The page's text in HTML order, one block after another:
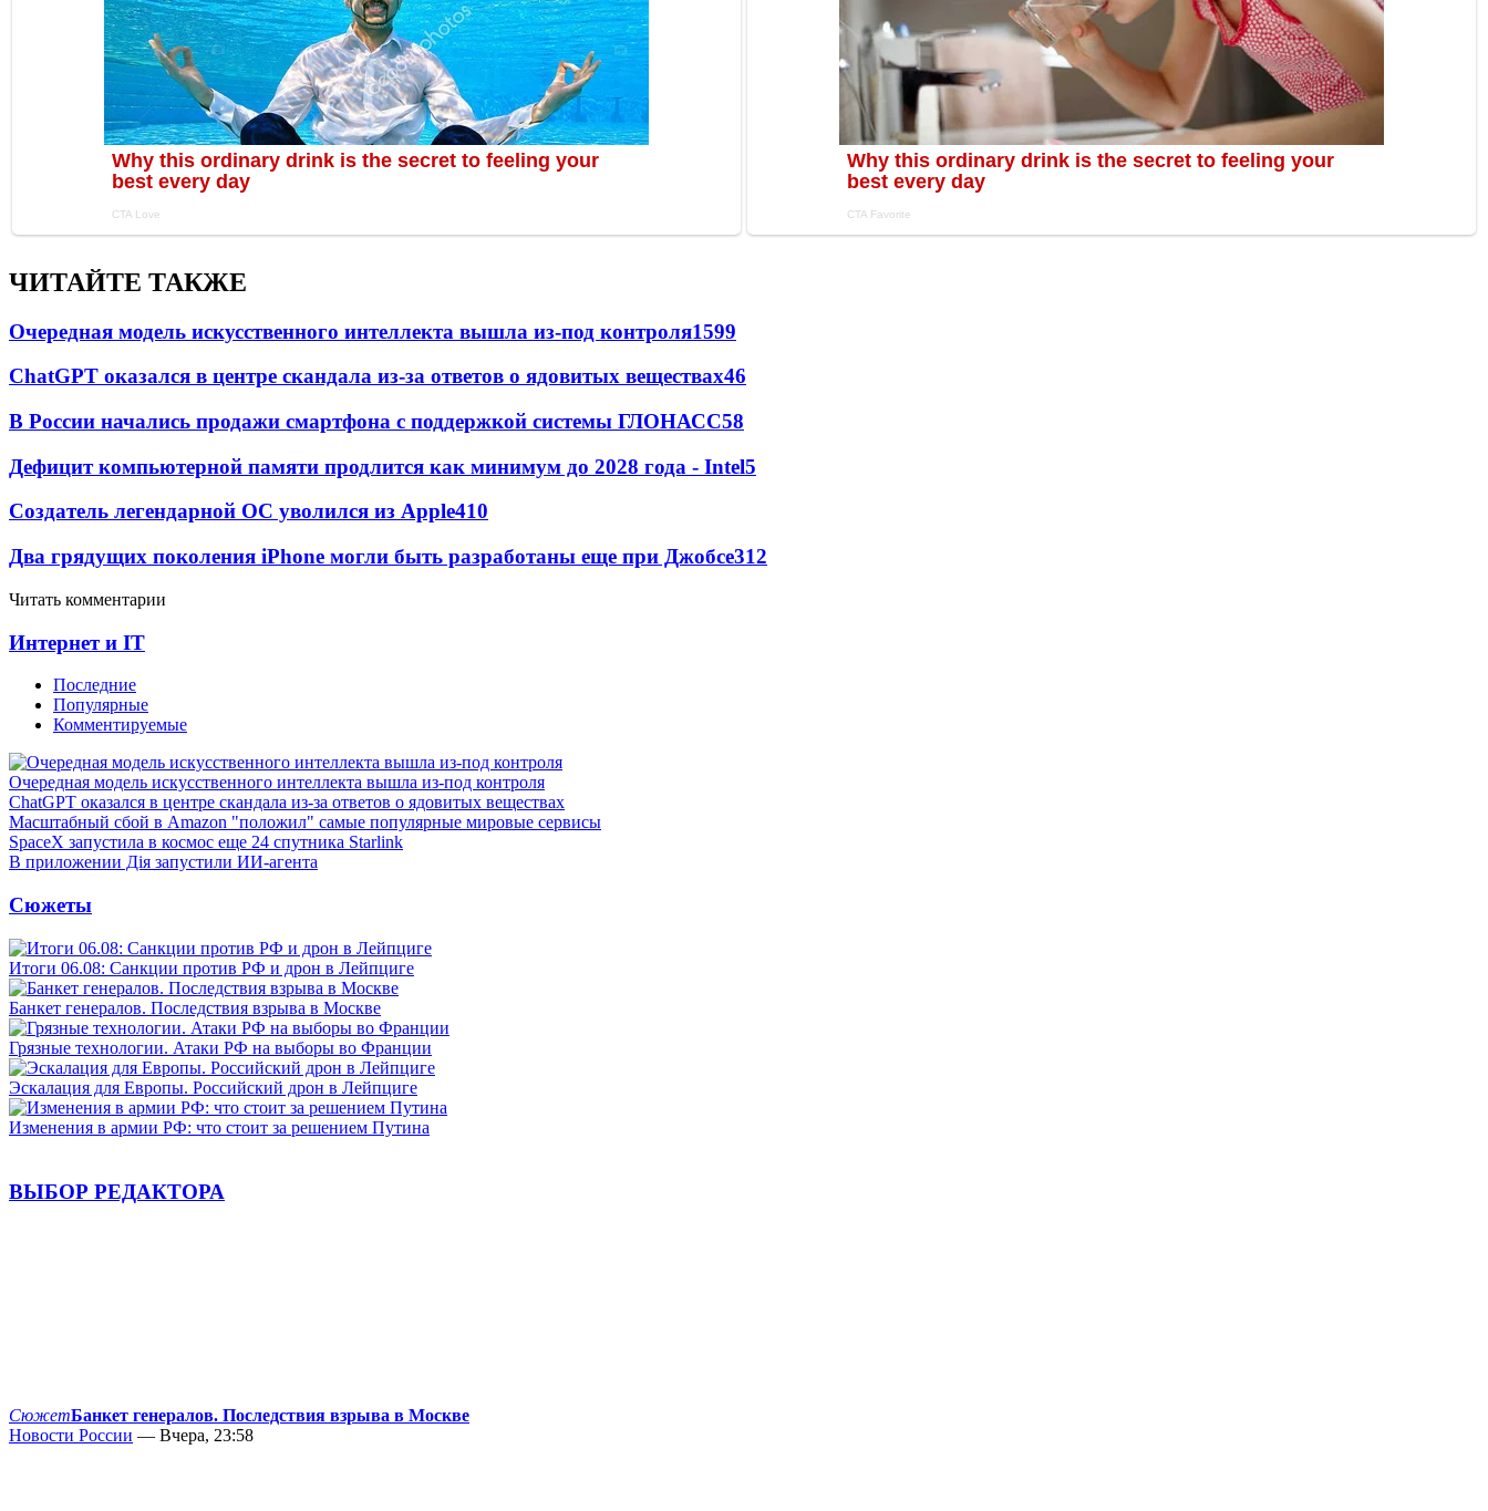
ЧИТАЙТЕ ТАКЖЕ
Очередная модель искусственного интеллекта вышла из-под контроля1599
ChatGPT оказался в центре скандала из-за ответов о ядовитых веществах46
В России начались продажи смартфона с поддержкой системы ГЛОНАСС58
Дефицит компьютерной памяти продлится как минимум до 2028 года - Intel5
Создатель легендарной ОС уволился из Apple410
Два грядущих поколения iPhone могли быть разработаны еще при Джобсе312
Читать комментарии
Интернет и IT
Последние
Популярные
Комментируемые
Очередная модель искусственного интеллекта вышла из-под контроля
ChatGPT оказался в центре скандала из-за ответов о ядовитых веществах
Масштабный сбой в Amazon "положил" самые популярные мировые сервисы
SpaceX запустила в космос еще 24 спутника Starlink
В приложении Дія запустили ИИ-агента
Сюжеты
Итоги 06.08: Санкции против РФ и дрон в Лейпциге
Банкет генералов. Последствия взрыва в Москве
Грязные технологии. Атаки РФ на выборы во Франции
Эскалация для Европы. Российский дрон в Лейпциге
Изменения в армии РФ: что стоит за решением Путина
ВЫБОР РЕДАКТОРА
СюжетБанкет генералов. Последствия взрыва в Москве
Новости России — Вчера, 23:58